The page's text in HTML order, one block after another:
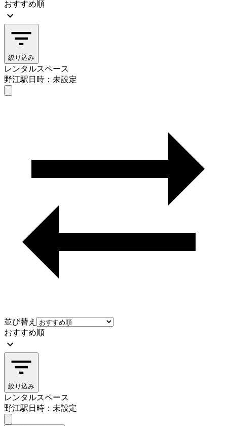
おすすめ順
絞り込み
レンタルスペース
野江駅日時：未設定
並び替え
おすすめ順
絞り込み
レンタルスペース
野江駅日時：未設定